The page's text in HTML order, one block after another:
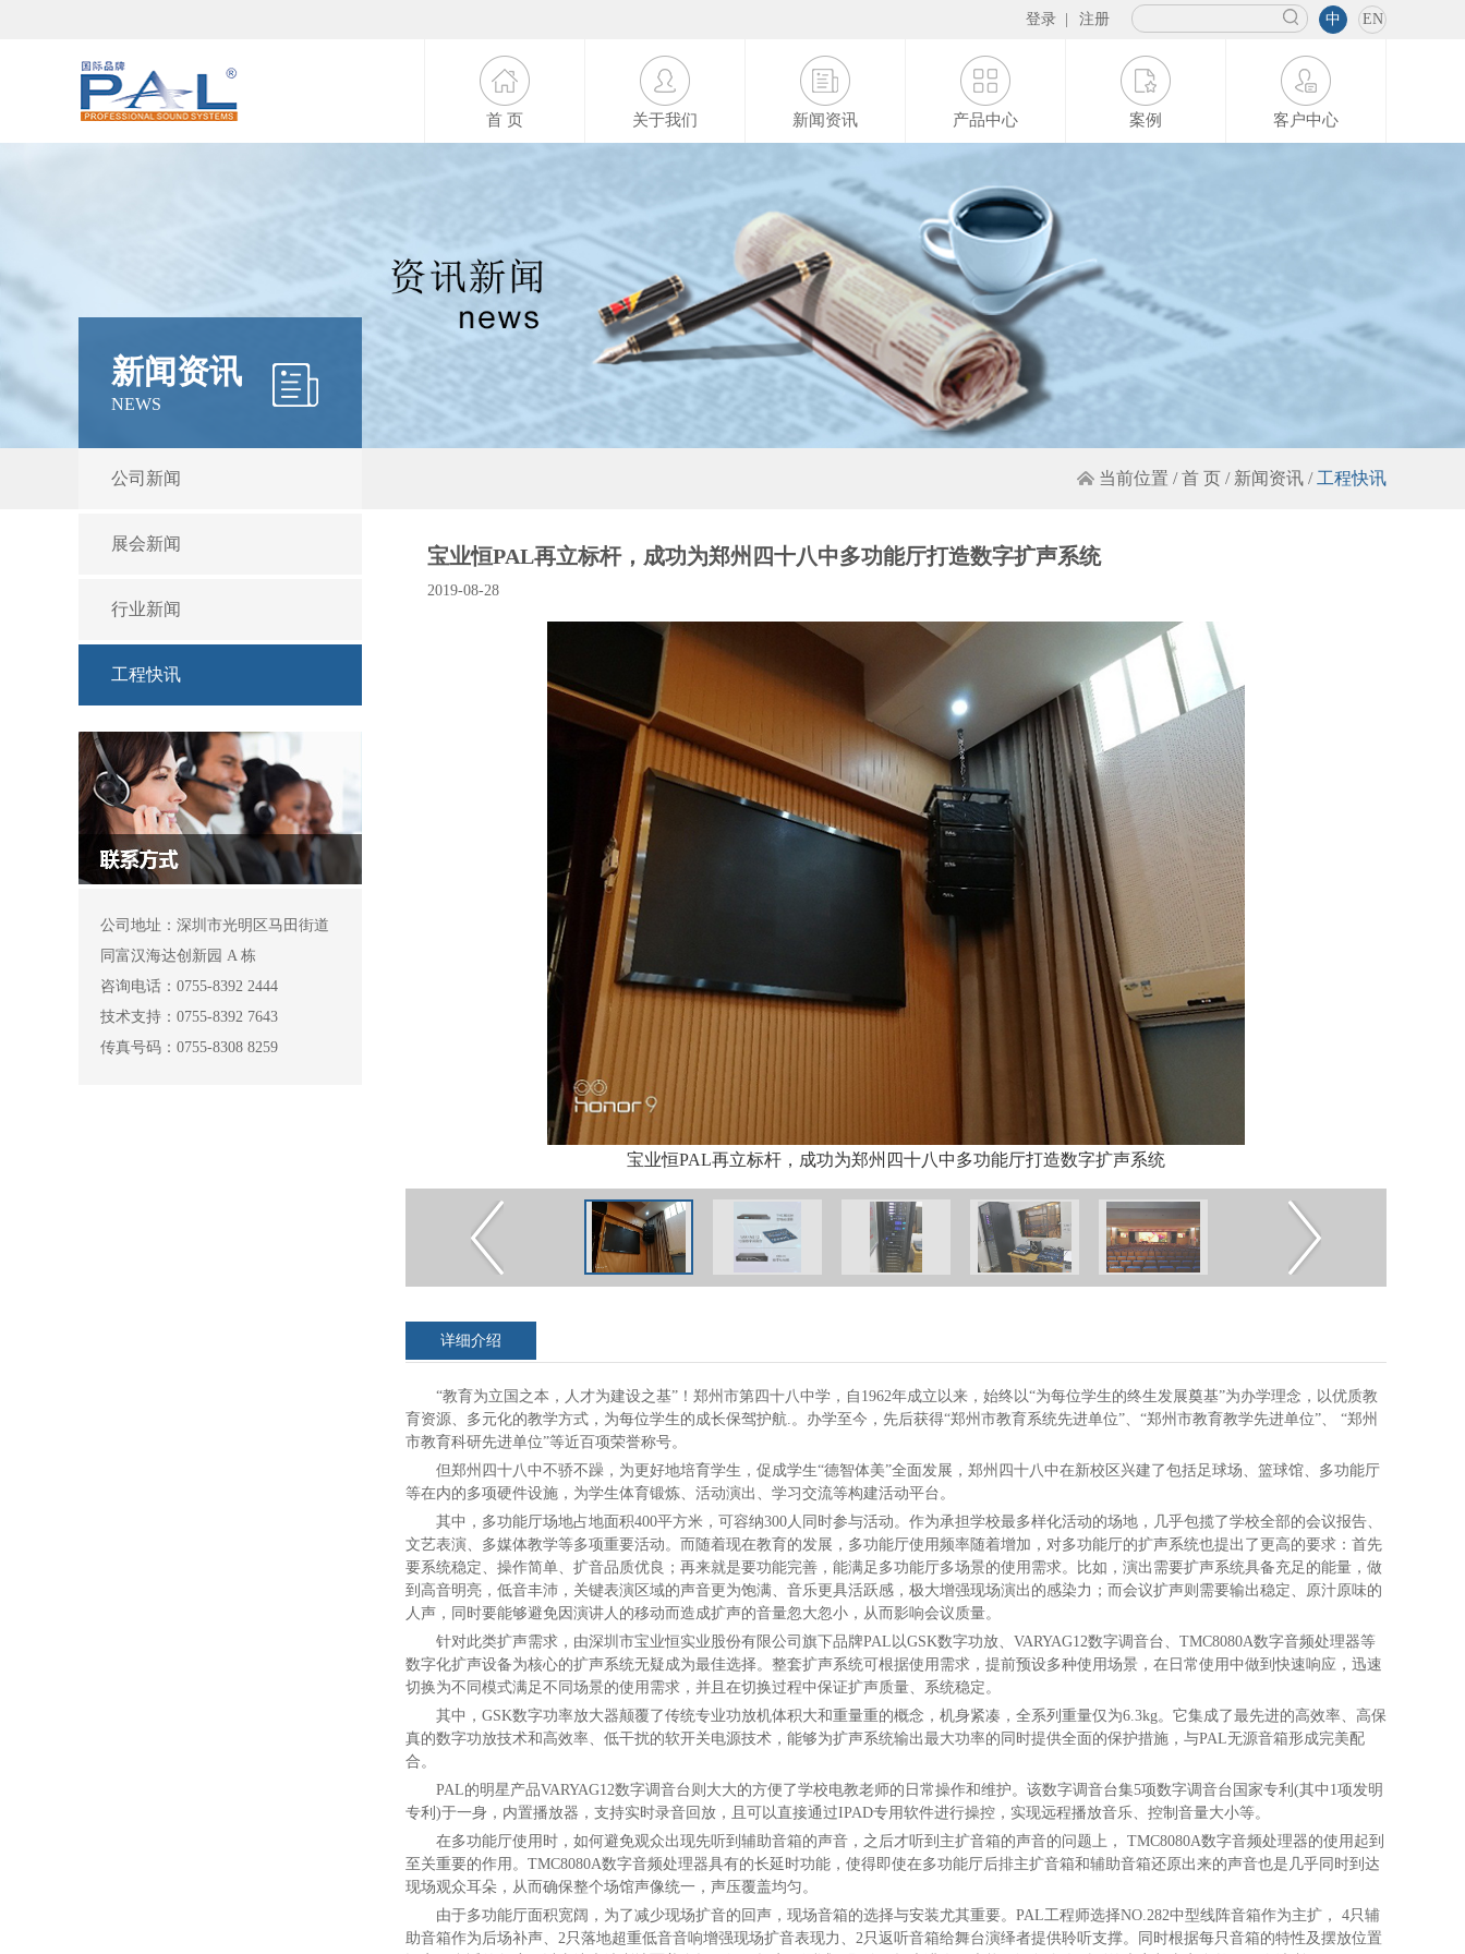
登录 注册 中 EN
首 页 关于我们 新闻资讯 产品中心 案例 客户中心
新闻资讯
NEWS
公司新闻
展会新闻
行业新闻
工程快讯
公司地址：深圳市光明区马田街道
同富汉海达创新园 A 栋
咨询电话：0755-8392 2444
技术支持：0755-8392 7643
传真号码：0755-8308 8259
当前位置 /首 页 / 新闻资讯 / 工程快讯
宝业恒PAL再立标杆，成功为郑州四十八中多功能厅打造数字扩声系统
2019-08-28
宝业恒PAL再立标杆，成功为郑州四十八中多功能厅打造数字扩声系统
详细介绍
“教育为立国之本，人才为建设之基”！郑州市第四十八中学，自1962年成立以来，始终以“为每位学生的终生发展奠基”为办学理念，以优质教
育资源、多元化的教学方式，为每位学生的成长保驾护航.。办学至今，先后获得“郑州市教育系统先进单位”、“郑州市教育教学先进单位”、 “郑州
市教育科研先进单位”等近百项荣誉称号。
但郑州四十八中不骄不躁，为更好地培育学生，促成学生“德智体美”全面发展，郑州四十八中在新校区兴建了包括足球场、篮球馆、多功能厅
等在内的多项硬件设施，为学生体育锻炼、活动演出、学习交流等构建活动平台。
其中，多功能厅场地占地面积400平方米，可容纳300人同时参与活动。作为承担学校最多样化活动的场地，几乎包揽了学校全部的会议报告、
文艺表演、多媒体教学等多项重要活动。而随着现在教育的发展，多功能厅使用频率随着增加，对多功能厅的扩声系统也提出了更高的要求：首先
要系统稳定、操作简单、扩音品质优良；再来就是要功能完善，能满足多功能厅多场景的使用需求。比如，演出需要扩声系统具备充足的能量，做
到高音明亮，低音丰沛，关键表演区域的声音更为饱满、音乐更具活跃感，极大增强现场演出的感染力；而会议扩声则需要输出稳定、原汁原味的
人声，同时要能够避免因演讲人的移动而造成扩声的音量忽大忽小，从而影响会议质量。
针对此类扩声需求，由深圳市宝业恒实业股份有限公司旗下品牌PAL以GSK数字功放、VARYAG12数字调音台、TMC8080A数字音频处理器等
数字化扩声设备为核心的扩声系统无疑成为最佳选择。整套扩声系统可根据使用需求，提前预设多种使用场景，在日常使用中做到快速响应，迅速
切换为不同模式满足不同场景的使用需求，并且在切换过程中保证扩声质量、系统稳定。
其中，GSK数字功率放大器颠覆了传统专业功放机体积大和重量重的概念，机身紧凑，全系列重量仅为6.3kg。它集成了最先进的高效率、高保
真的数字功放技术和高效率、低干扰的软开关电源技术，能够为扩声系统输出最大功率的同时提供全面的保护措施，与PAL无源音箱形成完美配
合。
PAL的明星产品VARYAG12数字调音台则大大的方便了学校电教老师的日常操作和维护。该数字调音台集5项数字调音台国家专利(其中1项发明
专利)于一身，内置播放器，支持实时录音回放，且可以直接通过IPAD专用软件进行操控，实现远程播放音乐、控制音量大小等。
在多功能厅使用时，如何避免观众出现先听到辅助音箱的声音，之后才听到主扩音箱的声音的问题上， TMC8080A数字音频处理器的使用起到
至关重要的作用。TMC8080A数字音频处理器具有的长延时功能，使得即使在多功能厅后排主扩音箱和辅助音箱还原出来的声音也是几乎同时到达
现场观众耳朵，从而确保整个场馆声像统一，声压覆盖均匀。
由于多功能厅面积宽阔，为了减少现场扩音的回声，现场音箱的选择与安装尤其重要。PAL工程师选择NO.282中型线阵音箱作为主扩， 4只辅
助音箱作为后场补声、2只落地超重低音音响增强现场扩音表现力、2只返听音箱给舞台演绎者提供聆听支撑。同时根据每只音箱的特性及摆放位置